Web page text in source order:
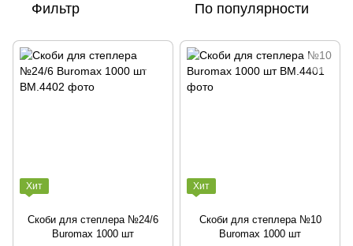
Фильтр По популярности
Хит
Скоби для степлера №24/6
Buromax 1000 шт
Хит
Скоби для степлера №10
Buromax 1000 шт